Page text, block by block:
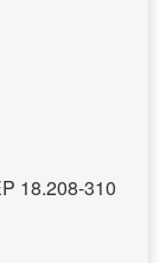
18.208-310